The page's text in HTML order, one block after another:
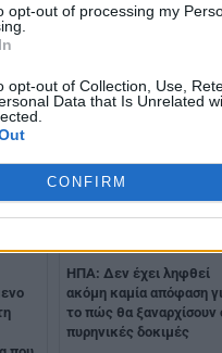
opt-out of processing my
opt-out of Collection, Use,
Data that Is Unrelated
CONFIRM
Δαπάνες-ρεκόρ σε
ΗΠΑ: Δεν έχει ληφθεί
ακόμη καμία απόφαση
το πώς θα ξαναρχίσουν
πυρηνικές δοκιμές